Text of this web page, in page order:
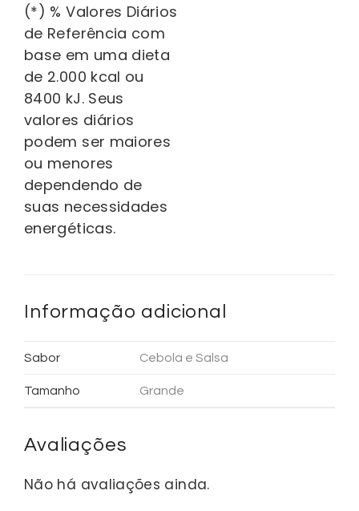
(*) % Valores Diários
de Referência com
base em uma dieta
de 2.000 kcal ou
8400 kJ. Seus
valores diários
podem ser maiores
ou menores
dependendo de
suas necessidades
energéticas.
Informação adicional
Sabor Cebola e Salsa
Tamanho Grande
Avaliações
Não há avaliações ainda.